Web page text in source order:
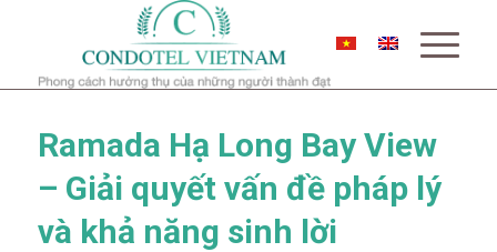
Ramada Hạ Long Bay View
– Giải quyết vấn đề pháp lý
và khả năng sinh lời